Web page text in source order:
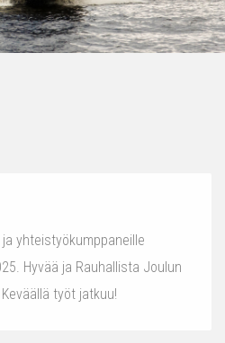
yhteistyökumppaneille
Hyvää ja Rauhallista Joulun
työt jatkuu!